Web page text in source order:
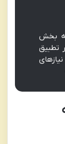
بخش
تطبیق